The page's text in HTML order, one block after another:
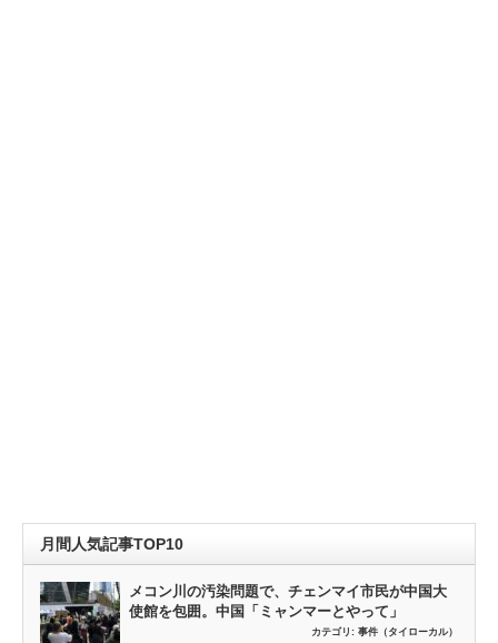
月間人気記事TOP10
メコン川の汚染問題で、チェンマイ市民が中国大
使館を包囲。中国「ミャンマーとやって」
カテゴリ: 事件（タイローカル）